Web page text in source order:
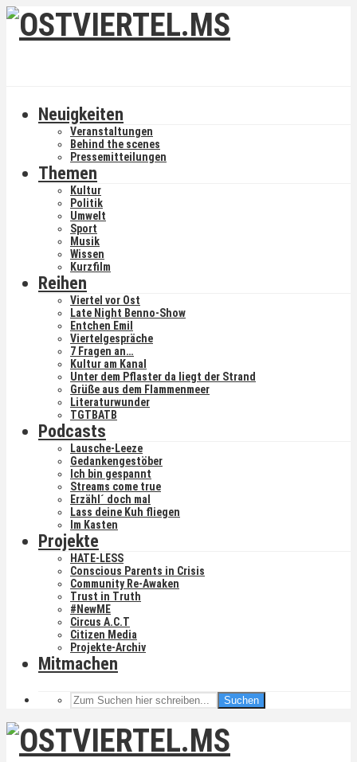
Neuigkeiten
Veranstaltungen
Behind the scenes
Pressemitteilungen
Themen
Kultur
Politik
Umwelt
Sport
Musik
Wissen
Kurzfilm
Reihen
Viertel vor Ost
Late Night Benno-Show
Entchen Emil
Viertelgespräche
7 Fragen an…
Kultur am Kanal
Unter dem Pflaster da liegt der Strand
Grüße aus dem Flammenmeer
Literaturwunder
TGTBATB
Podcasts
Lausche-Leeze
Gedankengestöber
Ich bin gespannt
Streams come true
Erzähl´ doch mal
Lass deine Kuh fliegen
Im Kasten
Projekte
HATE-LESS
Conscious Parents in Crisis
Community Re-Awaken
Trust in Truth
#NewME
Circus A.C.T
Citizen Media
Projekte-Archiv
Mitmachen
Suchen